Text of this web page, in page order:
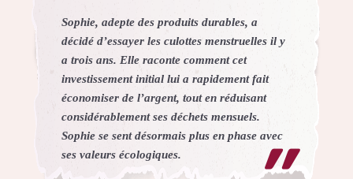
Sophie, adepte des produits durables, a
décidé d’essayer les culottes menstruelles il y
a trois ans. Elle raconte comment cet
investissement initial lui a rapidement fait
économiser de l’argent, tout en réduisant
considérablement ses déchets mensuels.
Sophie se sent désormais plus en phase avec
ses valeurs écologiques.